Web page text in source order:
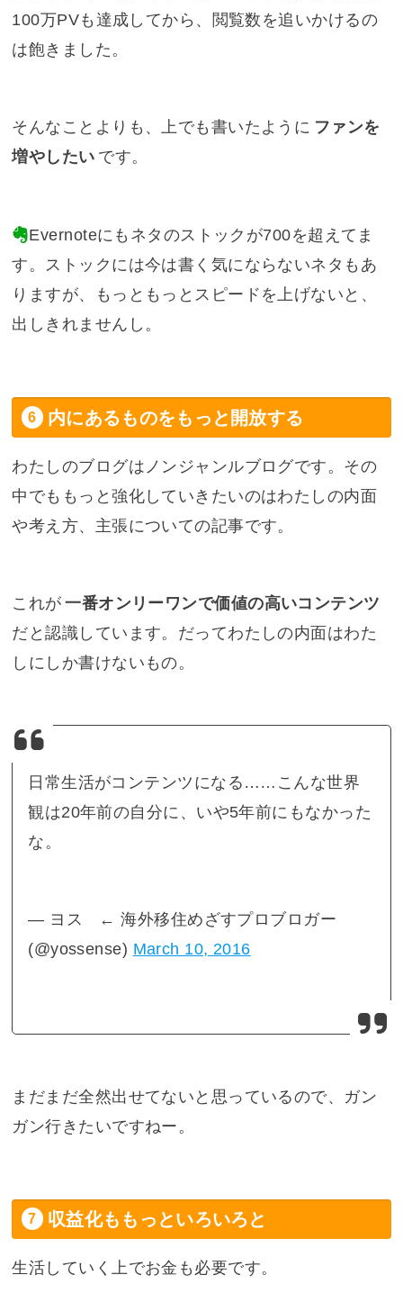
100万PVも達成してから、閲覧数を追いかけるの
は飽きました。
そんなことよりも、上でも書いたように ファンを
増やしたい です。
Evernoteにもネタのストックが700を超えてま
す。ストックには今は書く気にならないネタもあ
りますが、もっともっとスピードを上げないと、
出しきれませんし。
内にあるものをもっと開放する
わたしのブログはノンジャンルブログです。その
中でももっと強化していきたいのはわたしの内面
や考え方、主張についての記事です。
これが 一番オンリーワンで価値の高いコンテンツ
だと認識しています。だってわたしの内面はわた
しにしか書けないもの。
日常生活がコンテンツになる……こんな世界
観は20年前の自分に、いや5年前にもなかった
な。
— ヨス ← 海外移住めざすプロブロガー
(@yossense) March 10, 2016
まだまだ全然出せてないと思っているので、ガン
ガン行きたいですねー。
収益化ももっといろいろと
生活していく上でお金も必要です。